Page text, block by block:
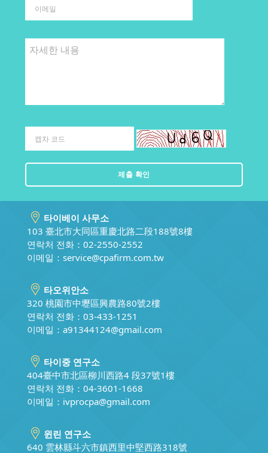
타이베이 사무소
103 臺北市大同區重慶北路二段188號8樓
연락처 전화：02-2550-2552
이메일： service@cpafirm.com.tw
타오위안소
320 桃園市中壢區興農路80號2樓
연락처 전화：03-433-1251
이메일： a91344124@gmail.com
타이중 연구소
404臺中市北區柳川西路4 段37號1樓
연락처 전화：04-3601-1668
이메일： ivprocpa@gmail.com
윈린 연구소
640 雲林縣斗六市鎮西里中堅西路318號